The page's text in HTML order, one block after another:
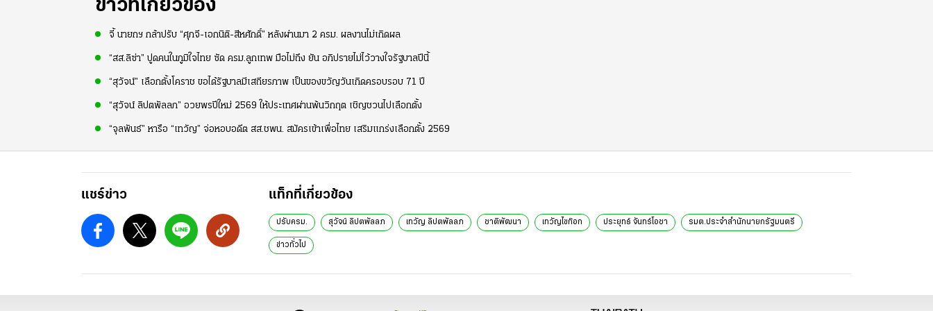
ข่าวที่เกี่ยวข้อง
จี้ นายกฯ กล้าปรับ “ศุภจี-เอกนิติ-สีหศักดิ์” หลังผ่านมา 2 ครม. ผลงานไม่เกิดผล
“สส.ลิซ่า” ปูดคนในภูมิใจไทย ซัด ครม.ลูกเทพ มือไม่ถึง ยัน อภิปรายไม่ไว้วางใจรัฐบาลปีนี้
“สุวัจน์” เลือกตั้งโคราช ขอได้รัฐบาลมีเสถียรภาพ เป็นของขวัญวันเกิดครอบรอบ 71 ปี
“สุวัจน์ ลิปตพัลลภ” อวยพรปีใหม่ 2569 ให้ประเทศผ่านพ้นวิกฤต เชิญชวนไปเลือกตั้ง
“จุลพันธ์” หารือ “เทวัญ” จ่อหอบอดีต สส.ชพน. สมัครเข้าเพื่อไทย เสริมแกร่งเลือกตั้ง 2569
แชร์ข่าว แท็กที่เกี่ยวข้อง
ปรับครม. สุวัจน์ ลิปตพัลลภ เทวัญ ลิปตพัลลภ ชาติพัฒนา เทวัญไขก๊อก ประยุทธ์ จันทร์โอชา รมต.ประจำสำนักนายกรัฐมนตรี
ข่าวทั่วไป